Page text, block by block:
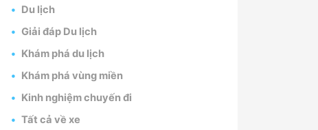
Du lịch
Giải đáp Du lịch
Khám phá du lịch
Khám phá vùng miền
Kinh nghiệm chuyến đi
Tất cả về xe